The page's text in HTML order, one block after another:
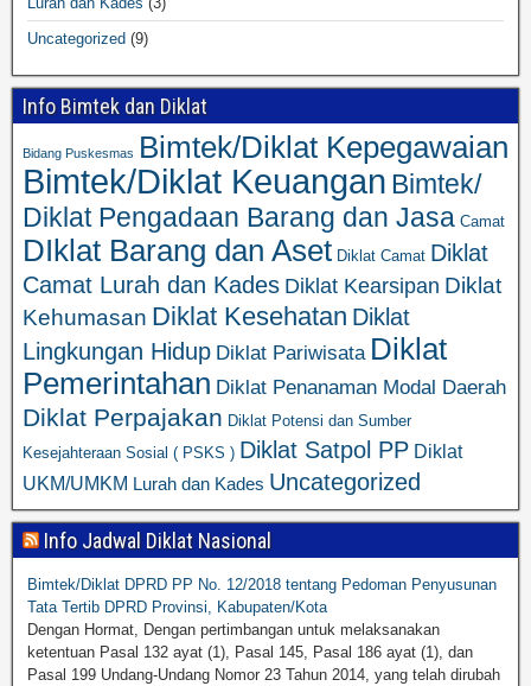
Uncategorized (9)
Info Bimtek dan Diklat
Bidang Puskesmas Bimtek/Diklat Kepegawaian
Bimtek/Diklat Keuangan Bimtek/
Diklat Pengadaan Barang dan Jasa Camat
DIklat Barang dan Aset Diklat Camat Diklat
Camat Lurah dan Kades Diklat Kearsipan Diklat
Kehumasan Diklat Kesehatan Diklat
Lingkungan Hidup Diklat Pariwisata Diklat
Pemerintahan Diklat Penanaman Modal Daerah
Diklat Perpajakan Diklat Potensi dan Sumber
Kesejahteraan Sosial ( PSKS ) Diklat Satpol PP Diklat
UKM/UMKM Lurah dan Kades Uncategorized
Info Jadwal Diklat Nasional
Bimtek/Diklat DPRD PP No. 12/2018 tentang Pedoman Penyusunan
Tata Tertib DPRD Provinsi, Kabupaten/Kota
Dengan Hormat, Dengan pertimbangan untuk melaksanakan
ketentuan Pasal 132 ayat (1), Pasal 145, Pasal 186 ayat (1), dan
Pasal 199 Undang-Undang Nomor 23 Tahun 2014, yang telah dirubah